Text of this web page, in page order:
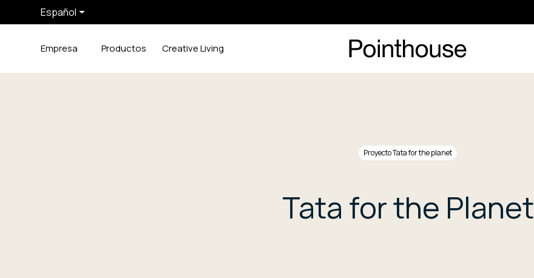
Español
Empresa Productos Creative Living
Proyecto Tata for the planet
Tata for the Planet